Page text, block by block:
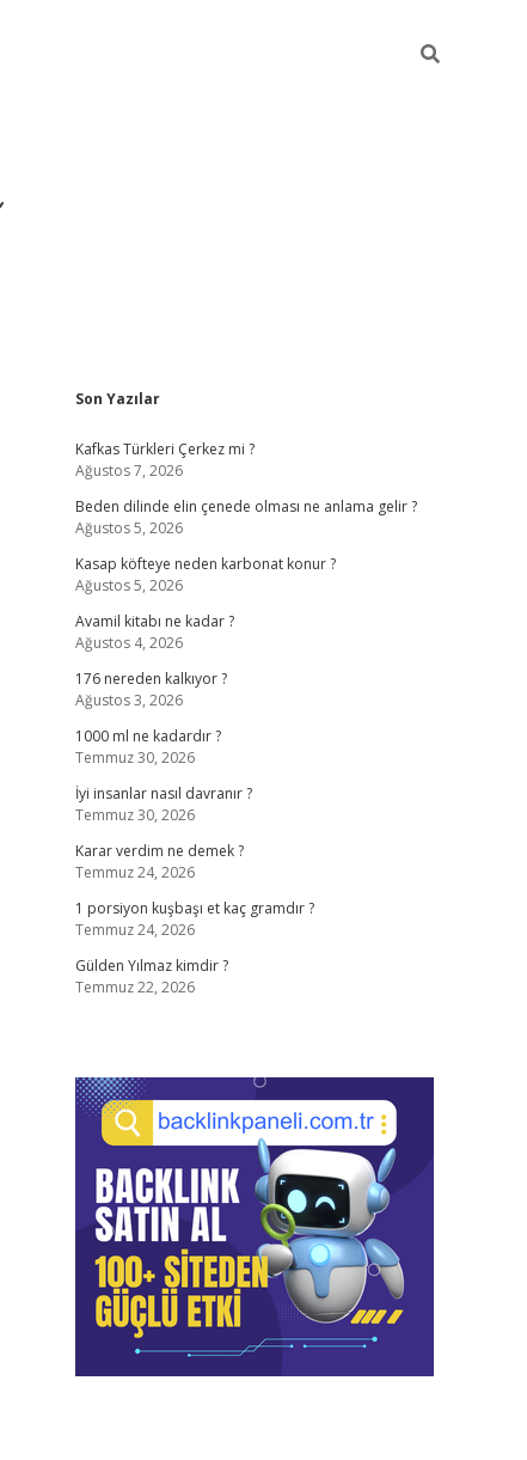
Sidebar
Son Yazılar
Kafkas Türkleri Çerkez mi ?
Ağustos 7, 2026
Beden dilinde elin çenede olması ne anlama gelir ?
Ağustos 5, 2026
Kasap köfteye neden karbonat konur ?
Ağustos 5, 2026
Avamil kitabı ne kadar ?
Ağustos 4, 2026
176 nereden kalkıyor ?
Ağustos 3, 2026
1000 ml ne kadardır ?
Temmuz 30, 2026
İyi insanlar nasıl davranır ?
Temmuz 30, 2026
Karar verdim ne demek ?
Temmuz 24, 2026
1 porsiyon kuşbaşı et kaç gramdır ?
Temmuz 24, 2026
Gülden Yılmaz kimdir ?
Temmuz 22, 2026